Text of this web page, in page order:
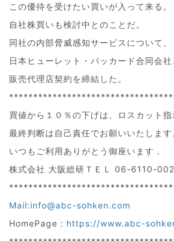
この優待を受けたい買いが入って来る。
自社株買いも検討中とのことだ。
同社の内部脅威感知サービスについて、
日本ヒューレット・パッカード合同会社
販売代理店契約を締結した。
買値から１０％の下げは、ロスカット指
最終判断は自己責任でお願いいたします
いつもご利用ありがとう御座います．
株式会社 大阪総研ＴＥＬ 06-6110-
Mail:info@abc-sohken.com
HomePage : https://www.abc-